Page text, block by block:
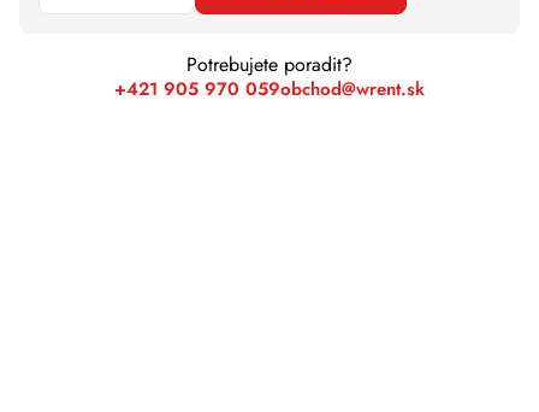
Potrebujete poradit?
+421 905 970 059obchod@wrent.sk